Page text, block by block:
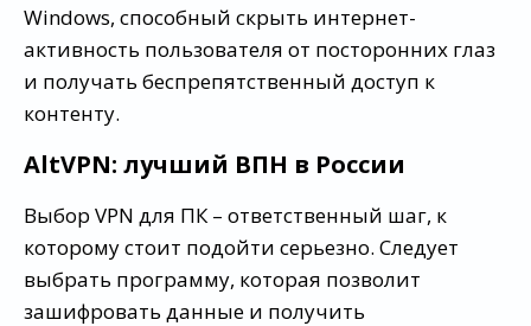
Windows, способный скрыть интернет-
активность пользователя от посторонних глаз
и получать беспрепятственный доступ к
контенту.
AltVPN: лучший ВПН в России
Выбор VPN для ПК – ответственный шаг, к
которому стоит подойти серьезно. Следует
выбрать программу, которая позволит
зашифровать данные и получить